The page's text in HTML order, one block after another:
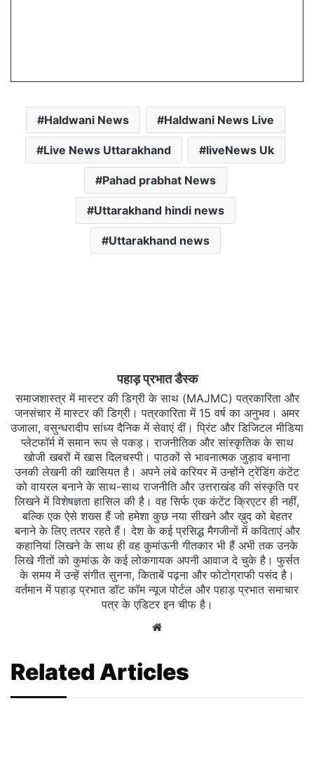
Haldwani News Haldwani News Live
Live News Uttarakhand liveNews Uk
Pahad prabhat News
Uttarakhand hindi news
Uttarakhand news
पहाड़ प्रभात डैस्क
समाजशास्त्र में मास्टर की डिग्री के साथ (MAJMC) पत्रकारिता और
जनसंचार में मास्टर की डिग्री। पत्रकारिता में 15 वर्ष का अनुभव। अमर
उजाला, वसुन्धरादीप सांध्य दैनिक में सेवाएं दीं। प्रिंट और डिजिटल मीडिया
प्लेटफॉर्म में समान रूप से पकड़। राजनीतिक और सांस्कृतिक के साथ
खोजी खबरों में खास दिलचस्‍पी। पाठकों से भावनात्मक जुड़ाव बनाना
उनकी लेखनी की खासियत है। अपने लंबे करियर में उन्होंने ट्रेंडिंग कंटेंट
को वायरल बनाने के साथ-साथ राजनीति और उत्तराखंड की संस्कृति पर
लिखने में विशेषज्ञता हासिल की है। वह सिर्फ एक कंटेंट क्रिएटर ही नहीं,
बल्कि एक ऐसे शख्स हैं जो हमेशा कुछ नया सीखने और ख़ुद को बेहतर
बनाने के लिए तत्पर रहते हैं। देश के कई प्रसिद्ध मैगजीनों में कविताएं और
कहानियां लिखने के साथ ही वह कुमांऊनी गीतकार भी हैं अभी तक उनके
लिखे गीतों को कुमांऊ के कई लोकगायक अपनी आवाज दे चुके है। फुर्सत
के समय में उन्हें संगीत सुनना, किताबें पढ़ना और फोटोग्राफी पसंद है।
वर्तमान में पहाड़ प्रभात डॉट कॉम न्यूज पोर्टल और पहाड़ प्रभात समाचार
पत्र के एडिटर इन चीफ है।
Website
Related Articles